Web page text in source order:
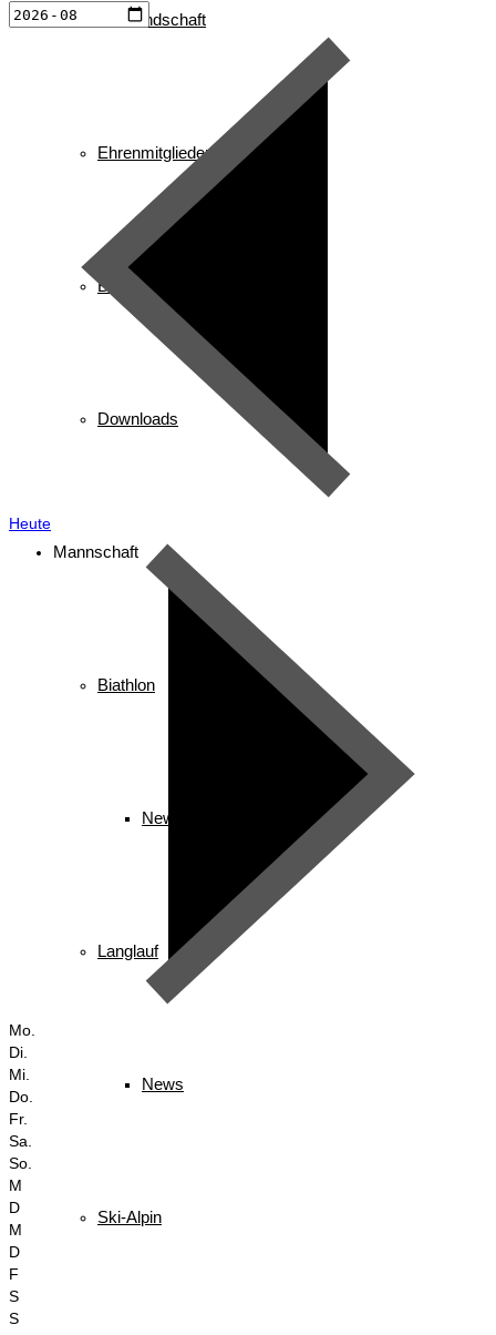
Vorstandschaft
Ehrenmitglieder/ Ehrentafel
Busbelegung
Downloads
Mannschaft
Biathlon
News
Langlauf
News
Ski-Alpin
Heute
Mo.
Di.
Mi.
Do.
Fr.
Sa.
So.
M
D
M
D
F
S
S